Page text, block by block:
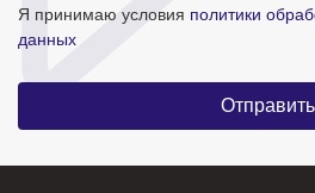
Я принимаю условия политики
данных